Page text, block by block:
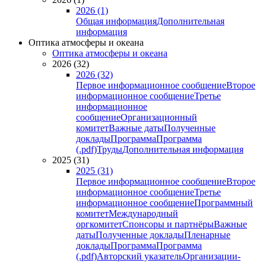
2026 (1)
Общая информацияДополнительная
информация
Оптика атмосферы и океана
Оптика атмосферы и океана
2026 (32)
2026 (32)
Первое информационное сообщениеВторое
информационное сообщениеТретье
информационное
сообщениеОрганизационный
комитетВажные датыПолученные
докладыПрограммаПрограмма
(.pdf)ТрудыДополнительная информация
2025 (31)
2025 (31)
Первое информационное сообщениеВторое
информационное сообщениеТретье
информационное сообщениеПрограммный
комитетМеждународный
оргкомитетСпонсоры и партнёрыВажные
датыПолученные докладыПленарные
докладыПрограммаПрограмма
(.pdf)Авторский указательОрганизации-